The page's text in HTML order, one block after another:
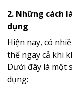
2. Những cách
dụng
Hiện nay, có
thể ngay cả khi
Dưới đây là một
dụng: